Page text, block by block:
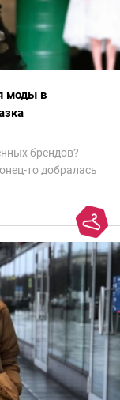
моды в
брендов?
то добралась
Национальный
были у меня насчет
А столько красоты
неделях